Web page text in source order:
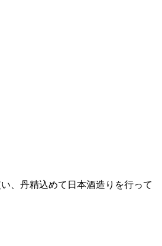
、丹精込めて日本酒造りを行って